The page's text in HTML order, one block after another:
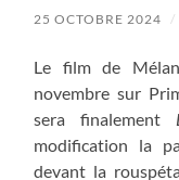
25 OCTOBRE 2024 /
Le film de
novembre sur
sera finalement
modification la
devant la